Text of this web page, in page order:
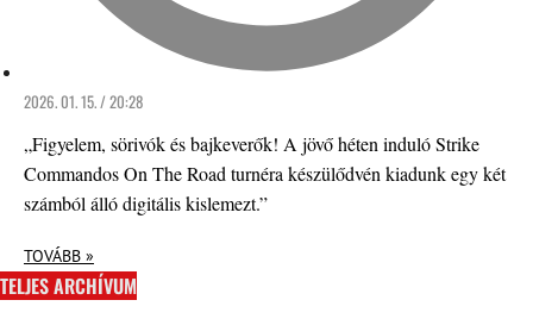
2026. 01. 15. / 20:28
„Figyelem, sörivók és bajkeverők! A jövő héten induló Strike
Commandos On The Road turnéra készülődvén kiadunk egy két
számból álló digitális kislemezt.”
TOVÁBB »
TELJES ARCHÍVUM